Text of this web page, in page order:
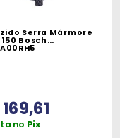
Serra Mármore
150 Bosch
no Pix